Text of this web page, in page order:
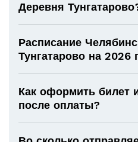
Деревня
Расписание
Тунгатарово на 2026
Как оформить билет
после оплаты?